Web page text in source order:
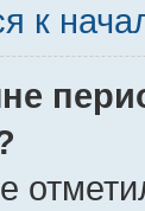
к